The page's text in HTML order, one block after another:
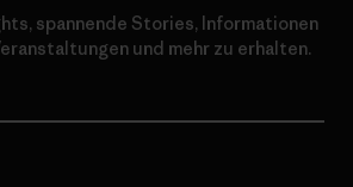
spannende Stories, Informationen
und mehr zu erhalten.